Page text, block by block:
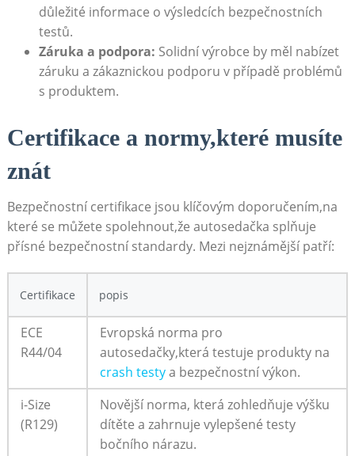
důležité informace o výsledcích bezpečnostních
testů.
Záruka a podpora: Solidní výrobce by měl ‌nabízet⁣
záruku a zákaznickou podporu v případě problémů
s produktem.
Certifikace​ a normy,které musíte
znát
Bezpečnostní certifikace jsou klíčovým⁢ doporučením,na ​
které se můžete spolehnout,že ⁤autosedačka splňuje
přísné bezpečnostní standardy. Mezi ⁢nejznámější‍ patří:
Certifikace popis
ECE
R44/04
Evropská norma pro​
autosedačky,která testuje produkty na ​
crash testya bezpečnostní výkon.
i-Size
⁤(R129)
Novější norma, která zohledňuje výšku
dítěte a zahrnuje vylepšené testy‍
bočního nárazu.